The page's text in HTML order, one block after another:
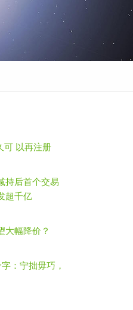
可 以再注册
持后首个交易
超千亿
大幅降价？
：宁拙毋巧，